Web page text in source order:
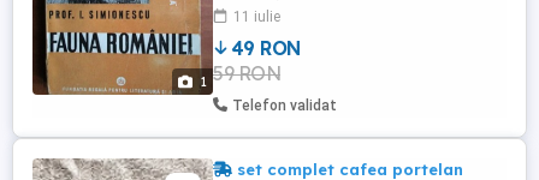
1
buna cotor putin uzat , pret 49 lei , livrare
posta sau curier
11 iulie
49 RON
59 RON
Telefon validat
set complet cafea portelan